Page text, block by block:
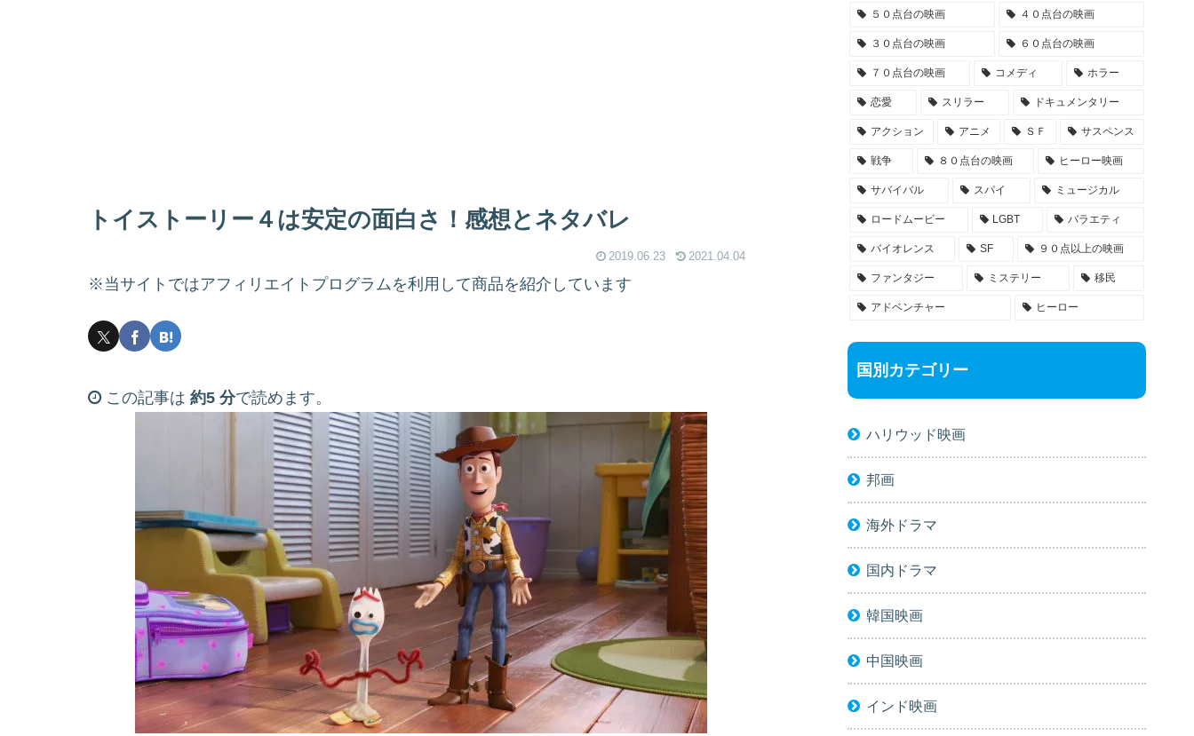
トイストーリー４は安定の面白さ！感想とネタバレ
2019.06.23 2021.04.04
※当サイトではアフィリエイトプログラムを利用して商品を紹介しています
この記事は 約5 分で読めます。
５０点台の映画 ４０点台の映画
３０点台の映画 ６０点台の映画
７０点台の映画 コメディ ホラー
恋愛 スリラー ドキュメンタリー
アクション アニメ ＳＦ サスペンス
戦争 ８０点台の映画 ヒーロー映画
サバイバル スパイ ミュージカル
ロードムービー LGBT バラエティ
バイオレンス SF ９０点以上の映画
ファンタジー ミステリー 移民
アドベンチャー ヒーロー
国別カテゴリー
ハリウッド映画
邦画
海外ドラマ
国内ドラマ
韓国映画
中国映画
インド映画